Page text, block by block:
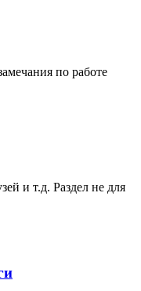
по работе
и т.д. Раздел не для